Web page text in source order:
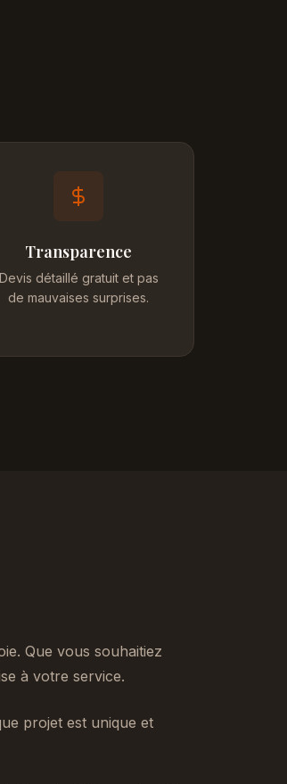
Transparence
Devis détaillé gratuit et pas
de mauvaises surprises.
Que vous souhaitiez
à votre service.
projet est unique et